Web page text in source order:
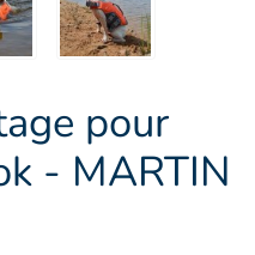
pour
- MARTIN